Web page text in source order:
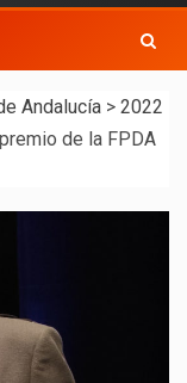
Andalucía > 2022
de la FPDA